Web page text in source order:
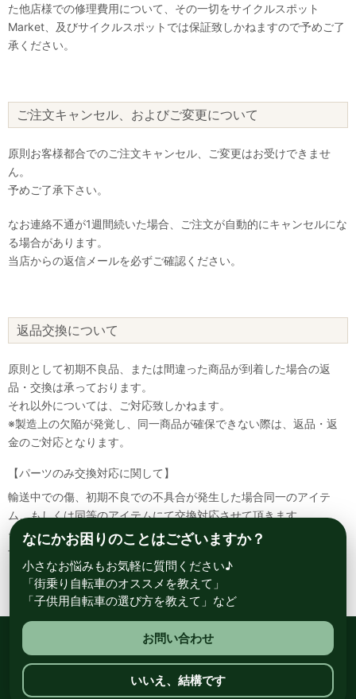
た他店様での修理費用について、その一切をサイクルスポット
Market、及びサイクルスポットでは保証致しかねますので予めご了
承ください。
ご注文キャンセル、およびご変更について
原則お客様都合でのご注文キャンセル、ご変更はお受けできませ
ん。
予めご了承下さい。
なお連絡不通が1週間続いた場合、ご注文が自動的にキャンセルにな
る場合があります。
当店からの返信メールを必ずご確認ください。
返品交換について
原則として初期不良品、または間違った商品が到着した場合の返
品・交換は承っております。
それ以外については、ご対応致しかねます。
※製造上の欠陥が発覚し、同一商品が確保できない際は、返品・返
金のご対応となります。
【パーツのみ交換対応に関して】
輸送中での傷、初期不良での不具合が発生した場合同一のアイテ
ム、もしくは同等のアイテムにて交換対応させて頂きます。
その場合該当部品を着払いにて返送して頂く必要が御座いますので
予めご了承ください。
総合自転車専門店 サイクルスポット ル・サイク
なにかお困りのことはございますか？
小さなお悩みもお気軽に質問ください♪
「街乗り自転車のオススメを教えて」
「子供用自転車の選び方を教えて」など
お問い合わせ
いいえ、結構です